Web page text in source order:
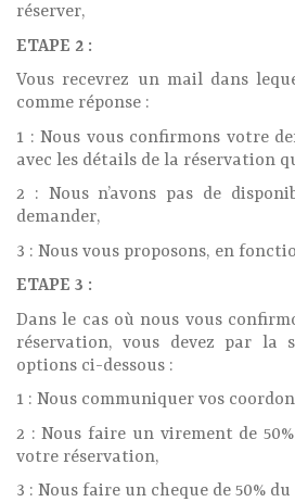
réserver,
ETAPE 2 :
Vous recevrez un mail dans
comme réponse :
1 : Nous vous confirmons votre
avec les détails de la réservation
2 : Nous n’avons pas de
demander,
3 : Nous vous proposons, en
ETAPE 3 :
Dans le cas où nous vous
réservation, vous devez par la
options ci-dessous :
1 : Nous communiquer vos
2 : Nous faire un virement de
votre réservation,
3 : Nous faire un cheque de 50%